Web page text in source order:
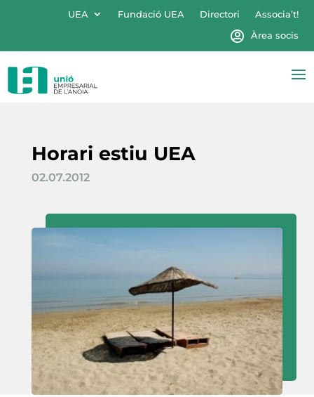
UEA Fundació UEA Directori
Associa’t!
Àrea socis
Horari estiu UEA
02.07.2012